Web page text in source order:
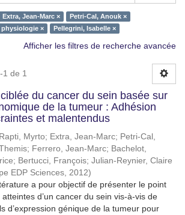
Extra, Jean-Marc ×
Petri-Cal, Anouk ×
physiologie × Pellegrini, Isabelle ×
Afficher les filtres de recherche avancée
1 de 1
du cancer du sein basée sur
de la tumeur : Adhésion
et malentendus
Rapti, Myrto; Extra, Jean-Marc; Petri-Cal,
; Ferrero, Jean-Marc; Bachelot,
; Bertucci, François; Julian-Reynier, Claire
EDP Sciences, 2012)
a pour objectif de présenter le point
d’un cancer du sein vis-à-vis de
d’expression génique de la tumeur pour